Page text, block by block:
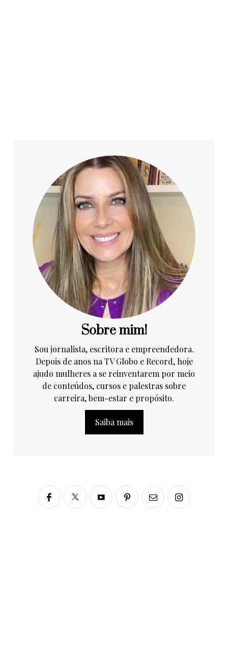
Sobre mim!
Sou jornalista, escritora e empreendedora.
Depois de anos na TV Globo e Record, hoje
ajudo mulheres a se reinventarem por meio
de conteúdos, cursos e palestras sobre
carreira, bem-estar e propósito.
Saiba mais